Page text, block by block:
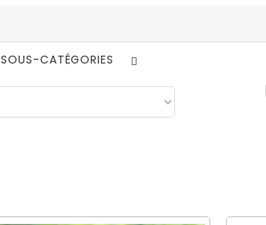
SOUS-CATÉGORIES